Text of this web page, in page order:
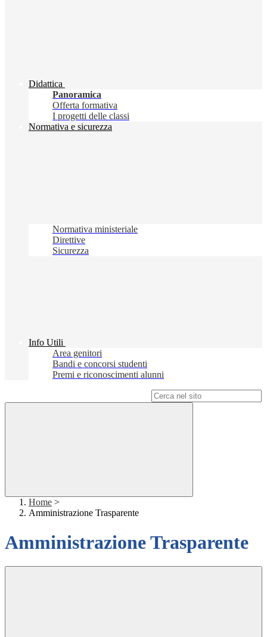
Didattica
Panoramica
Offerta formativa
I progetti delle classi
Normativa e sicurezza
Normativa ministeriale
Direttive
Sicurezza
Info Utili
Area genitori
Bandi e concorsi studenti
Premi e riconoscimenti alunni
Home >
Amministrazione Trasparente
Amministrazione Trasparente